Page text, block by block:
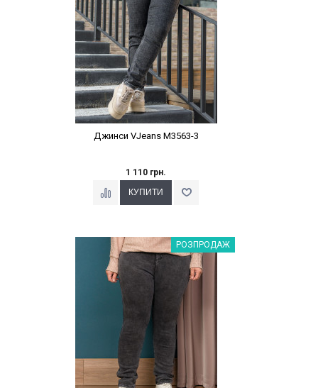
Джинси VJeans М3563-3
1 110 грн.
Наклейки Варіант з %РОЗПРОДАЖ